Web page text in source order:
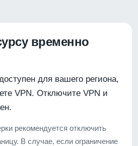
временно
для вашего региона,
VPN. Отключите VPN и
рекомендуется отключить
В случае, если ограничение